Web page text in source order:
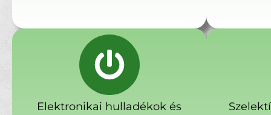
Elektronikai hulladékok és